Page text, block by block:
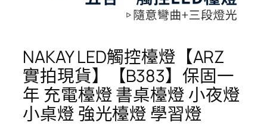
NAKAY LED觸控檯燈【ARZ
實拍現貨】【B383】保固一
年 充電檯燈 書桌檯燈 小夜燈
小桌燈 強光檯燈 學習燈